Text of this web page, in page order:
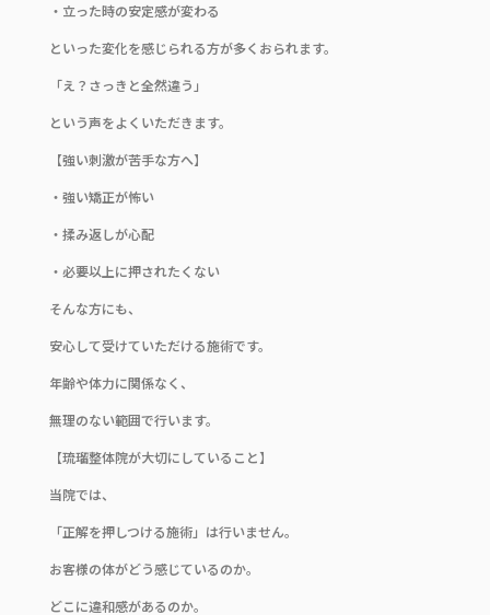
・立った時の安定感が変わる
といった変化を感じられる方が多くおられます。
「え？さっきと全然違う」
という声をよくいただきます。
【強い刺激が苦手な方へ】
・強い矯正が怖い
・揉み返しが心配
・必要以上に押されたくない
そんな方にも、
安心して受けていただける施術です。
年齢や体力に関係なく、
無理のない範囲で行います。
【琉瑠整体院が大切にしていること】
当院では、
「正解を押しつける施術」は行いません。
お客様の体がどう感じているのか。
どこに違和感があるのか。